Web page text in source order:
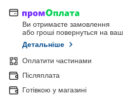
Ви отримаєте замовлення
або гроші повернуться на
Детальніше
Оплатити частинами
Післяплата
Готівкою у магазині